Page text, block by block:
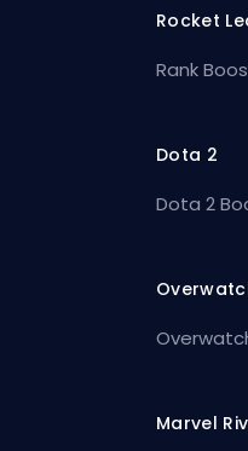
Rocket
Rank
Dota 2
Dota 2
Marvel